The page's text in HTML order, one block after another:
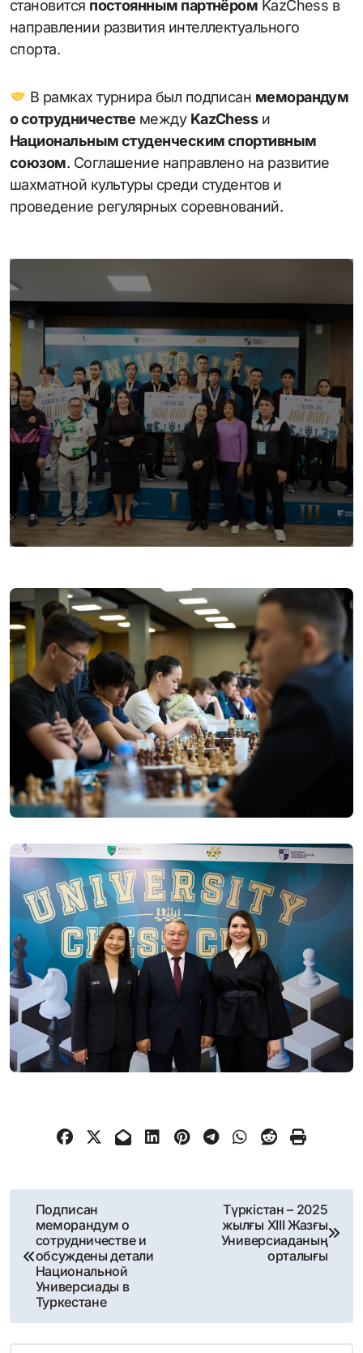
становится постоянным партнёром KazChess в
направлении развития интеллектуального
спорта.
В рамках турнира был подписан меморандум
о сотрудничестве между KazChessи
Национальным студенческим спортивным
союзом. Соглашение направлено на развитие
шахматной культуры среди студентов и
проведение регулярных соревнований.
Навигация
по
записям
Подписан
меморандум о
сотрудничестве и
обсуждены детали
Национальной
Универсиады в
Туркестане
Түркістан – 2025
жылғы XIII Жазғы
Универсиаданың
орталығы